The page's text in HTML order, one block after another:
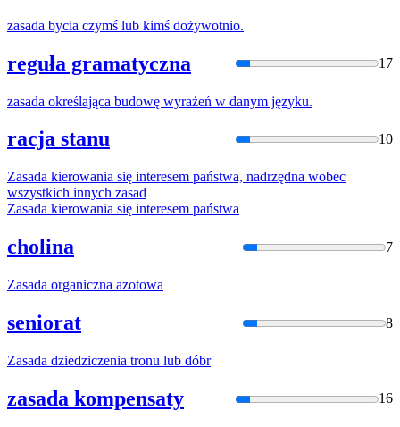
zasada bycia czymś lub kimś dożywotnio.
reguła gramatyczna 17
zasada określająca budowę wyrażeń w danym języku.
racja stanu 10
Zasada kierowania się interesem państwa, nadrzędna wobec
wszystkich innych zasad
Zasada kierowania się interesem państwa
cholina 7
Zasada organiczna azotowa
seniorat 8
Zasada dziedziczenia tronu lub dóbr
zasada kompensaty 16